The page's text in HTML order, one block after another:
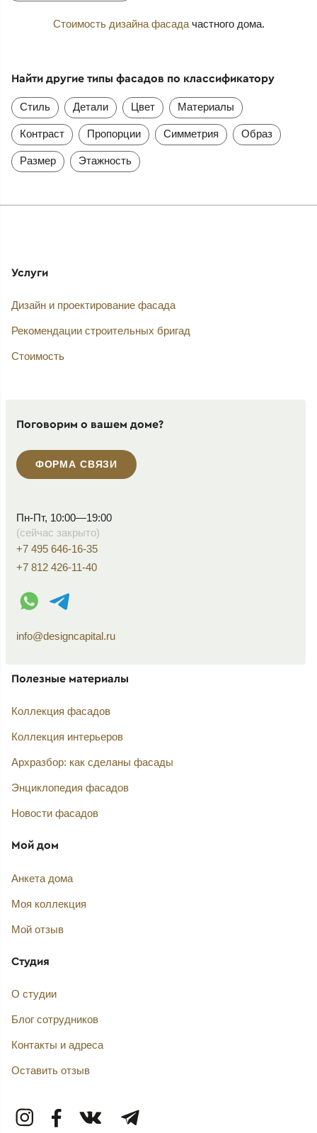
Стоимость дизайна фасадачастного дома.
Найти другие типы фасадов по классификатору
Стиль Детали Цвет Материалы
Контраст Пропорции Симметрия Образ
Размер Этажность
Услуги
Дизайн и проектирование фасада
Рекомендации строительных бригад
Стоимость
Поговорим о вашем доме?
ФОРМА СВЯЗИ
Пн-Пт, 10:00—19:00
(сейчас закрыто)
+7 495 646-16-35
+7 812 426-11-40
WhatsApp контакт
Telegram контакт
info@designcapital.ru
Полезные материалы
Коллекция фасадов
Коллекция интерьеров
Архразбор: как сделаны фасады
Энциклопедия фасадов
Новости фасадов
Мой дом
Анкета дома
Моя коллекция
Мой отзыв
Студия
О студии
Блог сотрудников
Контакты и адреса
Оставить отзыв